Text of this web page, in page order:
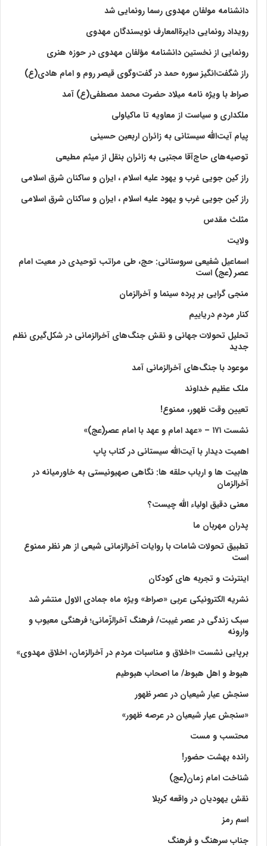
دانشنامه مولفان مهدوی رسما رونمایی شد
رویداد رونمایی دایرةالمعارف نویسندگان مهدوی
رونمایی از نخستین دانشنامه مؤلفان مهدوی در حوزه هنری
راز شگفت‌انگیز سوره حمد در گفت‌وگوی قیصر روم و امام هادی(ع)
صراط با ویژه نامه میلاد حضرت محمد مصطفی(ع) آمد
ملکداری و سیاست از معاویه تا ماکیاولی
پیام آیت‌الله سیستانی به زائران اربعین حسینی
توصیه‌های حاج‌آقا مجتبی به زائران بنقل از میثم مطیعی
راز کین جویی غرب و یهود علیه اسلام ، ایران و ساکنان شرق اسلامی
راز کین جویی غرب و یهود علیه اسلام ، ایران و ساکنان شرق اسلامی
مثلث مقدس
ولايت‏
اسماعیل شفیعی سروستانی: حج، طی مراتب توحیدی در معیت امام
عصر (عج) است
منجی گرایی بر پرده سینما و آخرالزمان
کنار مردم دریاییم
تحلیل تحولات جهانی و نقش جنگ‌های آخرالزمانی در شکل‌گیری نظم
جدید
موعود با جنگ‌های آخرالزمانی آمد
ملک عظیم خداوند
تعیین وقت ظهور، ممنوع!
نشست ۱۷۱ – «عهد امام و عهد با امام عصر(عج)»
اهمیت دیدار با آیت‌الله سیستانی در کتاب پاپ
هابیت ها و ارباب حلقه ها: نگاهی صهیونیستی به خاورمیانه در
آخرالزمان
معنی دقیق اولیاء الله چیست؟
پدران مهربان ما
تطبیق تحولات شامات با روایات آخرالزمانی شیعی از هر نظر ممنوع
است
اینترنت و تجربه های کودکان
نشریه الکترونیکی عربی «صراط» ویژه ماه جمادی الاول منتشر شد
سبک زندگی در عصر غیبت/ فرهنگ آخرالزّمانی؛ فرهنگی معیوب و
وارونه
برپایی نشست «اخلاق و مناسبات مردم در آخرالزمان، اخلاق مهدوی»
هبوط و اهل هبوط/ ما اصحاب هبوطیم
سنجش عیار شیعیان در عصر ظهور
«سنجش عیار شیعیان در عرصه ظهور»
محتسب و مست
رانده بهشت‌ حضور!
شناخت امام زمان(عج)
نقش یهودیان در واقعه کربلا
اسم رمز
جناب سرهنگ و فرهنگ